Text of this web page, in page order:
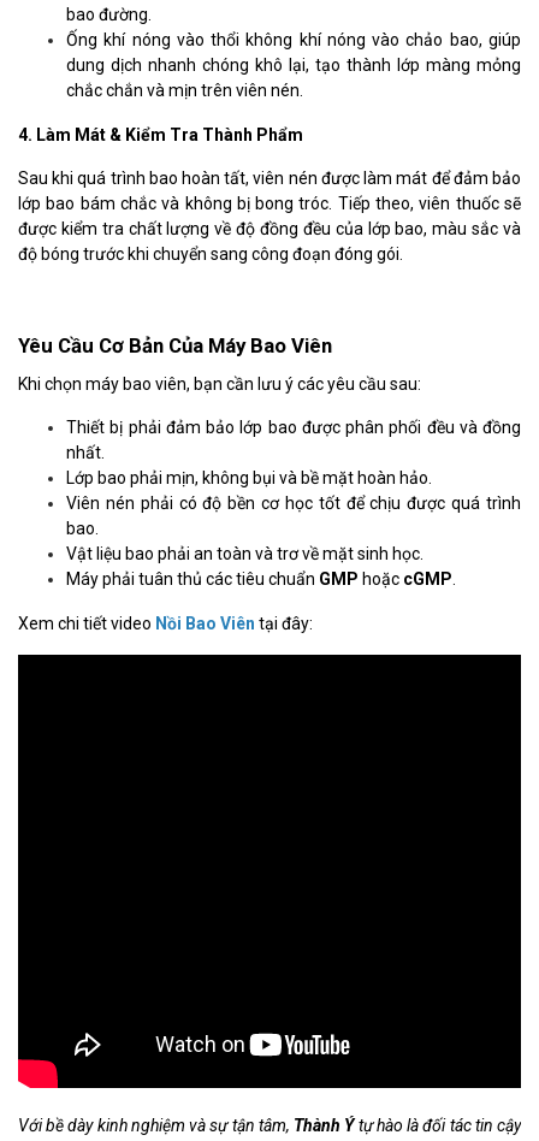
bao đường.
Ống khí nóng vào thổi không khí nóng vào chảo bao, giúp
dung dịch nhanh chóng khô lại, tạo thành lớp màng mỏng
chắc chắn và mịn trên viên nén.
4. Làm Mát & Kiểm Tra Thành Phẩm
Sau khi quá trình bao hoàn tất, viên nén được làm mát để đảm bảo
lớp bao bám chắc và không bị bong tróc. Tiếp theo, viên thuốc sẽ
được kiểm tra chất lượng về độ đồng đều của lớp bao, màu sắc và
độ bóng trước khi chuyển sang công đoạn đóng gói.
Yêu Cầu Cơ Bản Của Máy Bao Viên
Khi chọn máy bao viên, bạn cần lưu ý các yêu cầu sau:
Thiết bị phải đảm bảo lớp bao được phân phối đều và đồng
nhất.
Lớp bao phải mịn, không bụi và bề mặt hoàn hảo.
Viên nén phải có độ bền cơ học tốt để chịu được quá trình
bao.
Vật liệu bao phải an toàn và trơ về mặt sinh học.
Máy phải tuân thủ các tiêu chuẩn GMP hoặc cGMP
Xem chi tiết video Nồi Bao Viên tại đây:
Với bề dày kinh nghiệm và sự tận tâm, Thành Ýtự hào là đối tác tin cậy